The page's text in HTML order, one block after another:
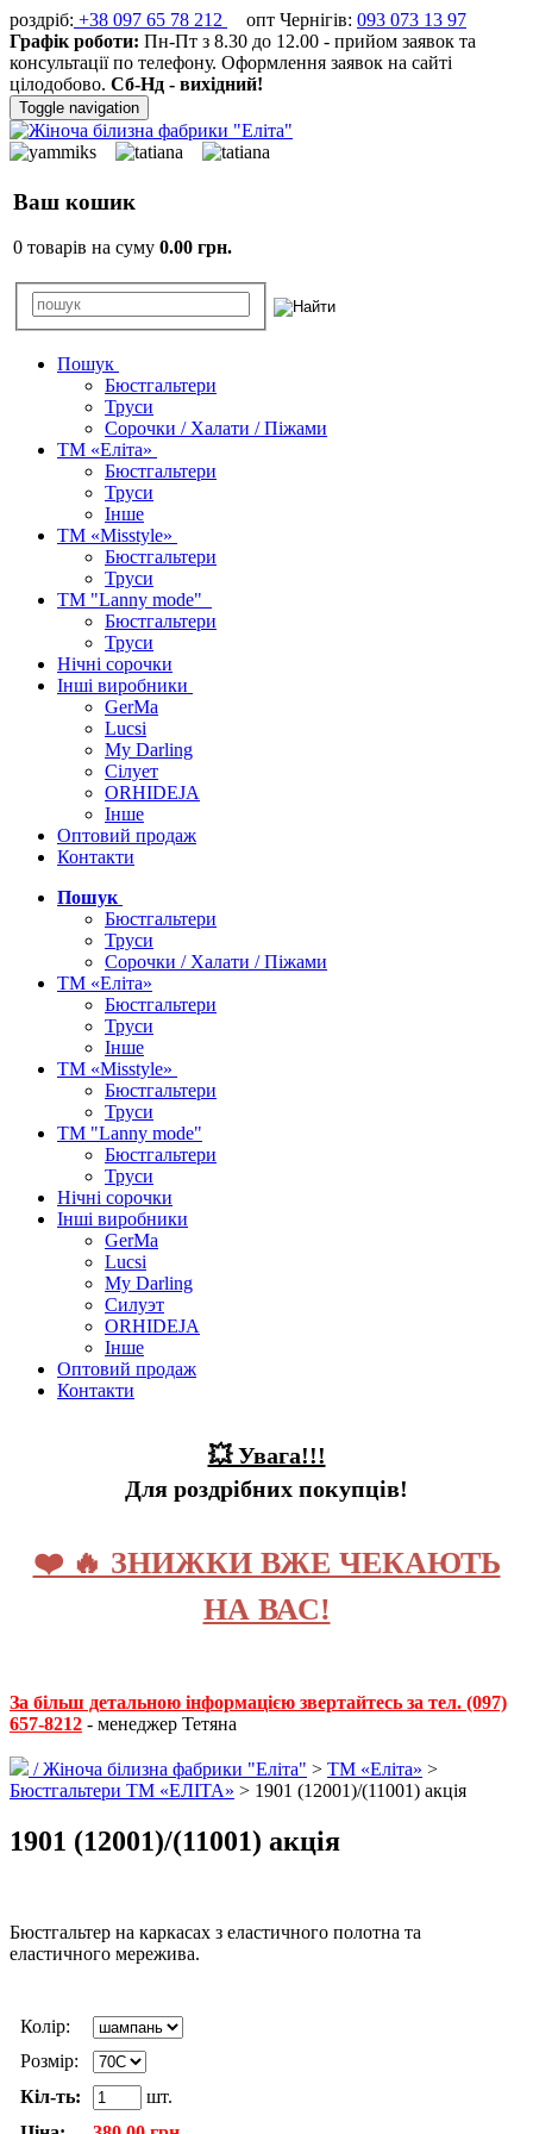
роздріб: +38 097 65 78 212 опт Чернігів: 093 073 13 97
Графік роботи: Пн-Пт з 8.30 до 12.00 - прийом заявок та
консультації по телефону. Оформлення заявок на сайті
цілодобово. Сб-Нд - вихідний!
Toggle navigation
Ваш кошик
0 товарів на суму 0.00 грн.
Пошук
Бюстгальтери
Труси
Сорочки / Халати / Піжами
ТМ «Еліта»
Бюстгальтери
Труси
Інше
ТМ «Misstyle»
Бюстгальтери
Труси
ТМ "Lanny mode"
Бюстгальтери
Труси
Нічні сорочки
Інші виробники
GerMa
Lucsi
My Darling
Сілует
ORHIDEJA
Інше
Оптовий продаж
Контакти
Пошук
Бюстгальтери
Труси
Сорочки / Халати / Піжами
ТМ «Еліта»
Бюстгальтери
Труси
Інше
ТМ «Misstyle»
Бюстгальтери
Труси
ТМ "Lanny mode"
Бюстгальтери
Труси
Нічні сорочки
Інші виробники
GerMa
Lucsi
My Darling
Силуэт
ORHIDEJA
Інше
Оптовий продаж
Контакти
💥 Увага!!!
Для роздрібних покупців!
❤️ 🔥 ЗНИЖКИ ВЖЕ ЧЕКАЮТЬ
НА ВАС!
За більш детальною інформацією звертайтесь за тел. (097)
657-8212 - менеджер Тетяна
/Жіноча білизна фабрики "Еліта" > ТМ «Еліта» >
Бюстгальтери ТМ «ЕЛІТА» > 1901 (12001)/(11001) акція
1901 (12001)/(11001) акція
Бюстгальтер на каркасах з еластичного полотна та
еластичного мережива.
Колір:
Розмір:
Кіл-ть:
шт.